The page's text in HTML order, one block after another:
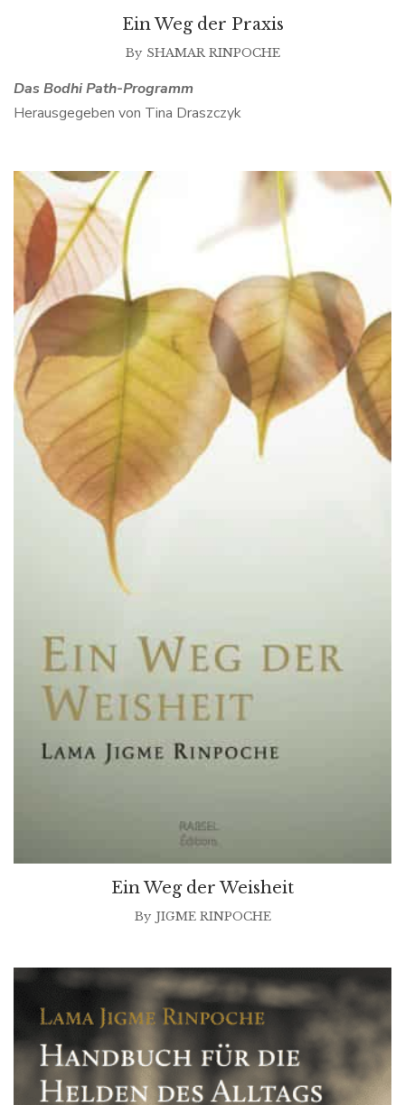
Ein Weg der Praxis
By SHAMAR RINPOCHE
Das Bodhi Path-Programm
Herausgegeben von Tina Draszczyk
Ein Weg der Weisheit
By JIGME RINPOCHE